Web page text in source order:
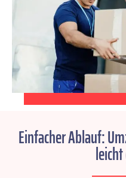
Einfacher Ablauf: